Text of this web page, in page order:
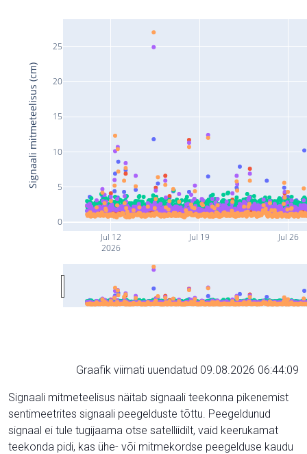
Jul 12
2026
Jul 19 Jul 26
0
5
10
15
20
25
Signaali mitmeteelisus (cm)
Graafik viimati uuendatud 09.08.2026 06:44:09
Signaali mitmeteelisus näitab signaali teekonna pikenemist
sentimeetrites signaali peegelduste tõttu. Peegeldunud
signaal ei tule tugijaama otse satelliidilt, vaid keerukamat
teekonda pidi, kas ühe- või mitmekordse peegelduse kaudu